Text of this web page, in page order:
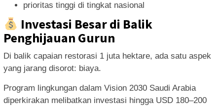
prioritas tinggi di tingkat nasional
Investasi Besar di Balik
Penghijauan Gurun
Di balik capaian restorasi 1 juta hektare, ada satu aspek
yang jarang disorot: biaya.
Program lingkungan dalam Vision 2030 Saudi Arabia
diperkirakan melibatkan investasi hingga USD 180–200